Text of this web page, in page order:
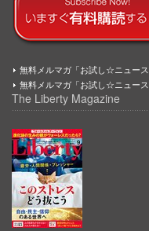
無料メルマガ「お試し☆ニュー
無料メルマガ「お試し☆ニュー
The Liberty Magazine